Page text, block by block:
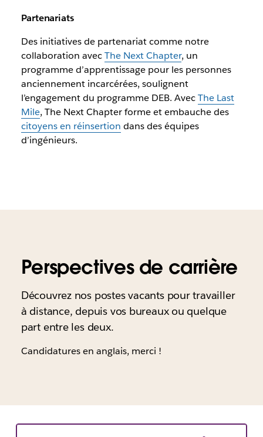
Partenariats
Des initiatives de partenariat comme notre
collaboration avecThe Next Chapter, un
programme d’apprentissage pour les personnes
anciennement incarcérées, soulignent
l’engagement du programme DEB. AvecThe Last
Mile, The Next Chapter forme et embauche des
citoyens en réinsertion dans des équipes
d’ingénieurs.
Perspectives de carrière
Découvrez nos postes vacants pour travailler
à distance, depuis vos bureaux ou quelque
part entre les deux.
Candidatures en anglais, merci !